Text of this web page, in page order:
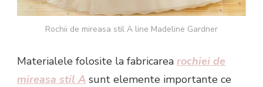
Rochii de mireasa stil A line Madeline Gardner
Materialele folosite la fabricarea rochiei de
mireasa stil A sunt elemente importante ce